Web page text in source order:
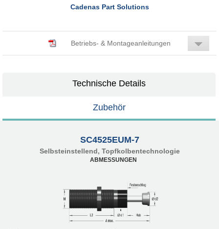
Cadenas Part Solutions
Betriebs- & Montageanleitungen
Technische Details
Zubehör
SC4525EUM-7
Selbsteinstellend, Topfkolbentechnologie
ABMESSUNGEN